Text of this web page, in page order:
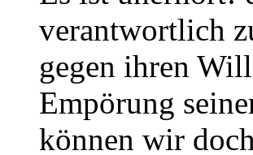
verantwortlich
gegen ihren
Empörung
können wir